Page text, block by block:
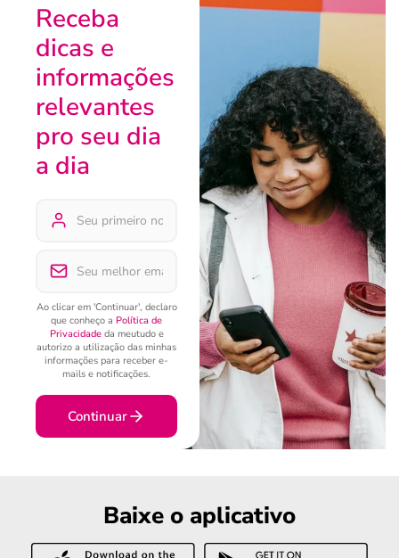
Receba
dicas e
informações
relevantes
pro seu dia
a dia
Ao clicar em 'Continuar', declaro
que conheço a Política de
Privacidadeda meutudo e
autorizo a utilização das minhas
informações para receber e-
mails e notificações.
Continuar
Baixe o aplicativo